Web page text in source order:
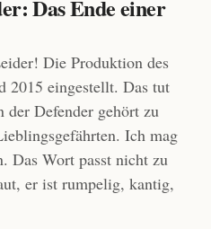
Das Ende einer
Die Produktion des
2015 eingestellt. Das tut
Defender gehört zu
Ich mag
Das Wort passt nicht zu
er ist rumpelig, kantig,